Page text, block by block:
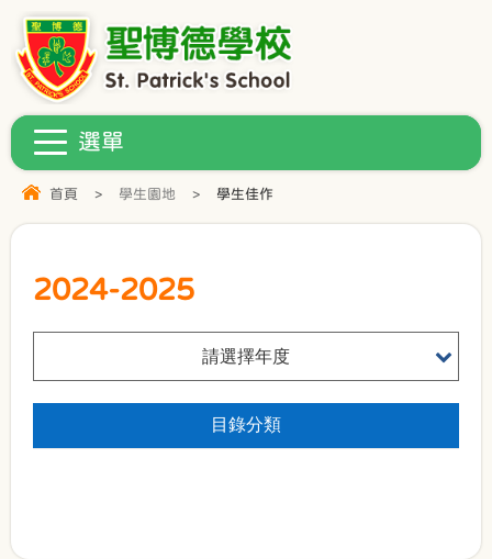
首頁 > 學生園地 > 學生佳作
2024-2025
請選擇年度
目錄分類